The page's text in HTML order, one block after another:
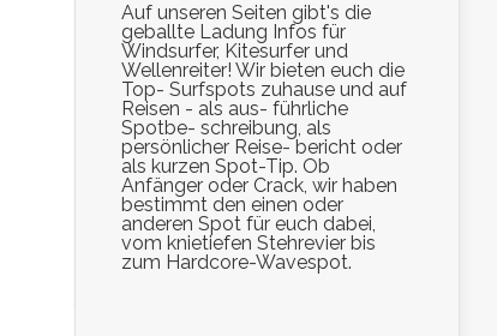
Auf unseren Seiten gibt's die
geballte Ladung Infos für
Windsurfer, Kitesurfer und
Wellenreiter! Wir bieten euch die
Top- Surfspots zuhause und auf
Reisen - als aus- führliche
Spotbe- schreibung, als
persönlicher Reise- bericht oder
als kurzen Spot-Tip. Ob
Anfänger oder Crack, wir haben
bestimmt den einen oder
anderen Spot für euch dabei,
vom knietiefen Stehrevier bis
zum Hardcore-Wavespot.